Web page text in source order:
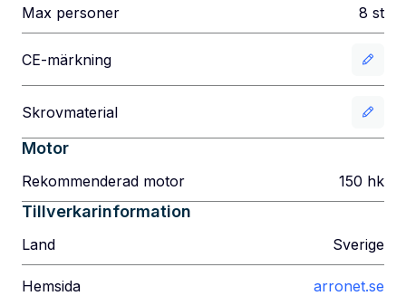
Max personer 8 st
CE-märkning
Skrovmaterial
Motor
Rekommenderad motor 150 hk
Tillverkarinformation
Land Sverige
Hemsida arronet.se